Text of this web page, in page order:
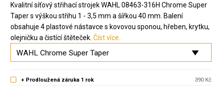
Kvalitní síťový střihací strojek WAHL 08463-316H Chrome Super
Taper s výškou střihu 1 - 3,5 mm a šířkou 40 mm. Balení
obsahuje 4 plastové nástavce s kovovou sponou, hřeben, krytku,
olejničku a čistící štěteček. Číst více..
+ Prodloužená záruka 1 rok 390 Kč